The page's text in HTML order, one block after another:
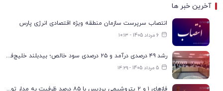
آخرین خبر ها
انتصاب سرپرست سازمان منطقه ویژه اقتصادی انرژی پارس
6 مرداد 1405 - ۱۰:۱۳
رشد ۴۹ درصدی درآمد و ۲۵ درصدی سود خالص؛ بیدبلند خلیج‌فارس سال ۱۴۰۴ را با رکوردهای جدید به پایان رساند
5 مرداد 1405 - ۱۴:۲۹
فازهای ۱ و ۲ پتروشیمی پردیس با ۸۵ درصد ظرفیت به مدار تولید بازگشتند